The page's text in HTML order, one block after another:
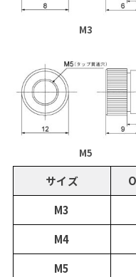
M3
M5
サイズ
M3
M4
M5